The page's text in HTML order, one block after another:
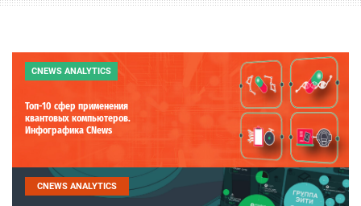
CNEWS ANALYTICS
Топ-10 сфер применения
квантовых компьютеров.
Инфографика CNews
CNEWS ANALYTICS